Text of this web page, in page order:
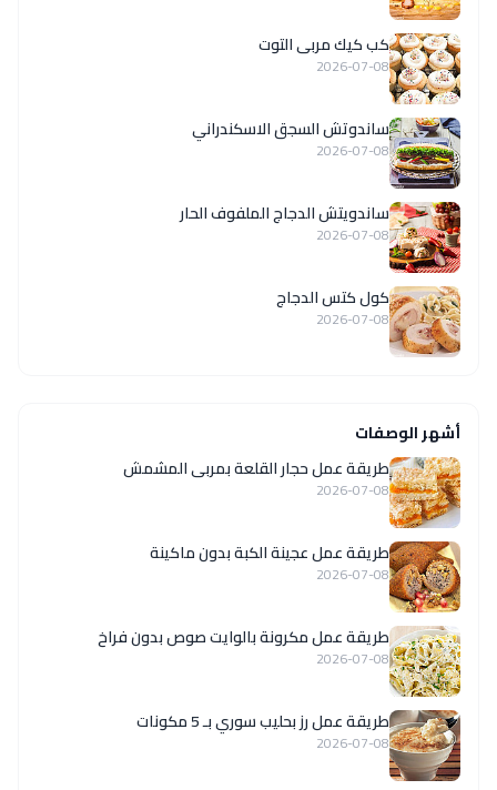
كب كيك مربى التوت
2026-07-08
ساندوتش السجق الاسكندراني
2026-07-08
ساندويتش الدجاج الملفوف الحار
2026-07-08
كول كتس الدجاج
2026-07-08
أشهر الوصفات
طريقة عمل حجار القلعة بمربى المشمش
2026-07-08
طريقة عمل عجينة الكبة بدون ماكينة
2026-07-08
طريقة عمل مكرونة بالوايت صوص بدون فراخ
2026-07-08
طريقة عمل رز بحليب سوري بـ 5 مكونات
2026-07-08